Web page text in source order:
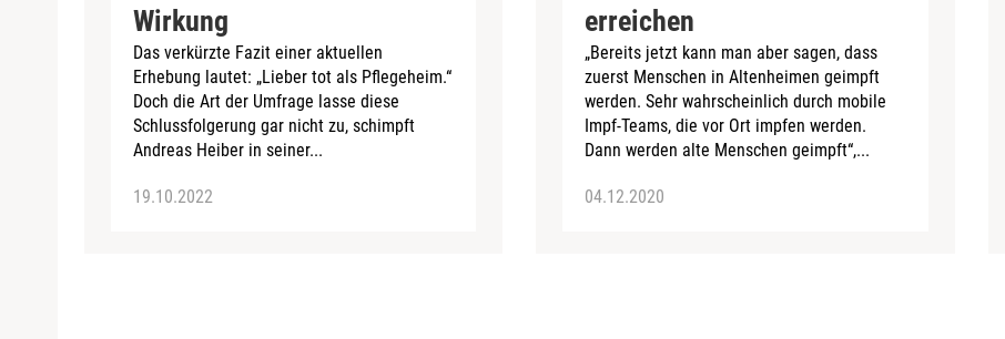
Wirkung
Das verkürzte Fazit einer aktuellen
Erhebung lautet: „Lieber tot als Pflegeheim.“
Doch die Art der Umfrage lasse diese
Schlussfolgerung gar nicht zu, schimpft
Andreas Heiber in seiner...
19.10.2022
erreichen
„Bereits jetzt kann man aber sagen, dass
zuerst Menschen in Altenheimen geimpft
werden. Sehr wahrscheinlich durch mobile
Impf-Teams, die vor Ort impfen werden.
Dann werden alte Menschen geimpft“,...
04.12.2020